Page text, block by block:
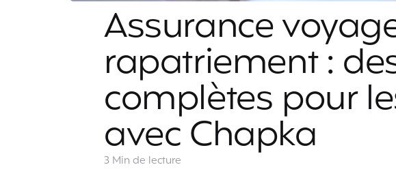
Assurance
rapatriement :
complètes pour
avec Chapka
3 Min de lecture